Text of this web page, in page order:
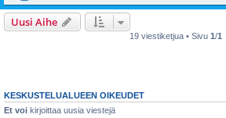
Uusi Aihe
19 viestiketjua • Sivu 1/1
KESKUSTELUALUEEN OIKEUDET
Et voi kirjoittaa uusia viestejä